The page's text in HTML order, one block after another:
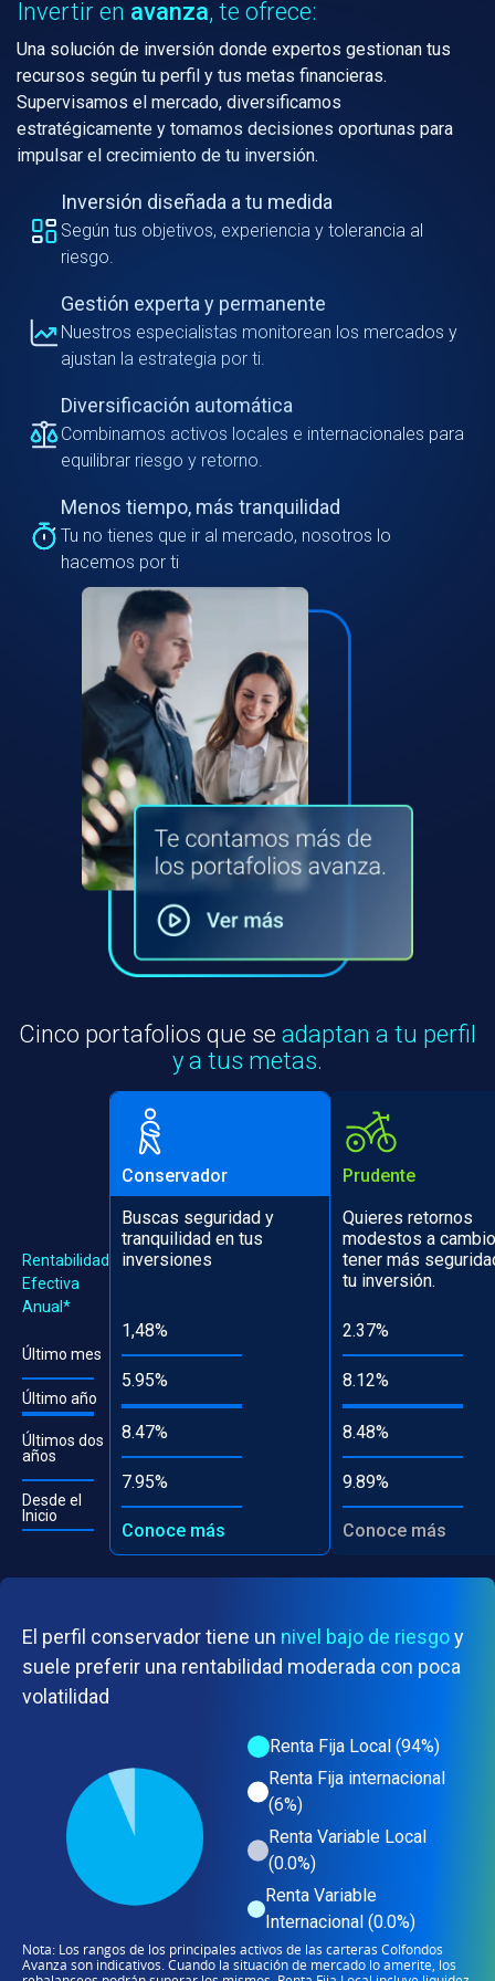
Invertir en avanza, te ofrece:
Una solución de inversión donde expertos gestionan tus
recursos según tu perfil y tus metas financieras.
Supervisamos el mercado, diversificamos
estratégicamente y tomamos decisiones oportunas para
impulsar el crecimiento de tu inversión.
Inversión diseñada a tu medida
Según tus objetivos, experiencia y tolerancia al
riesgo.
Gestión experta y permanente
Nuestros especialistas monitorean los mercados y
ajustan la estrategia por ti.
Diversificación automática
Combinamos activos locales e internacionales para
equilibrar riesgo y retorno.
Menos tiempo, más tranquilidad
Tu no tienes que ir al mercado, nosotros lo
hacemos por ti
Cinco portafolios que se adaptan a tu perfil
y a tus metas.
Rentabilidad
Efectiva
Anual*
Último mes
Último año
Últimos dos
años
Desde el
Inicio
Conservador
Buscas seguridad y
tranquilidad en tus
inversiones
1,48%
5.95%
8.47%
7.95%
Conoce más
Prudente
Quieres retornos
modestos a
tener más
tu inversión.
2.37%
8.12%
8.48%
9.89%
Conoce más
El perfil conservador tiene un nivel bajo de riesgoy
suele preferir una rentabilidad moderada con poca
volatilidad
Renta Fija Local (94%)
Renta Fija internacional
(6%)
Renta Variable Local
(0.0%)
Renta Variable
Internacional (0.0%)
Nota: Los rangos de los principales activos de las carteras Colfondos
Avanza son indicativos. Cuando la situación de mercado lo amerite, los